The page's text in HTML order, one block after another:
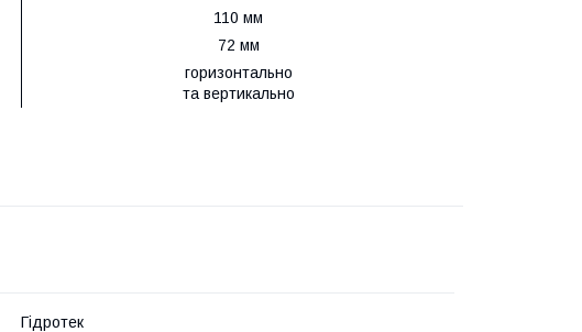
110 мм
72 мм
горизонтально
та вертикально
Гідротек